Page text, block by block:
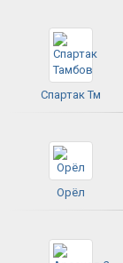
Спартак Тм
Орёл